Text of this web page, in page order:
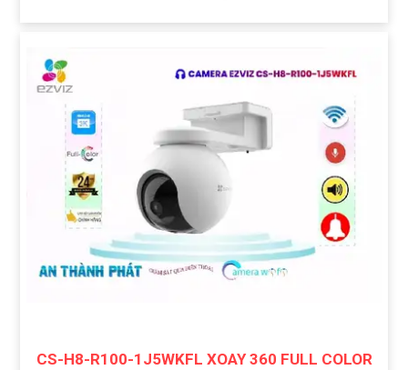
CS-H8-R100-1J5WKFL XOAY 360 FULL COLOR